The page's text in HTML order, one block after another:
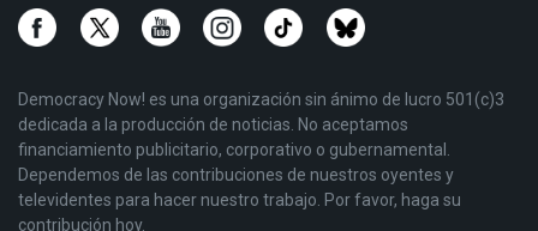
Democracy Now! es una organización sin ánimo de lucro 501(c)3
dedicada a la producción de noticias. No aceptamos
financiamiento publicitario, corporativo o gubernamental.
Dependemos de las contribuciones de nuestros oyentes y
televidentes para hacer nuestro trabajo. Por favor, haga su
contribución hoy.